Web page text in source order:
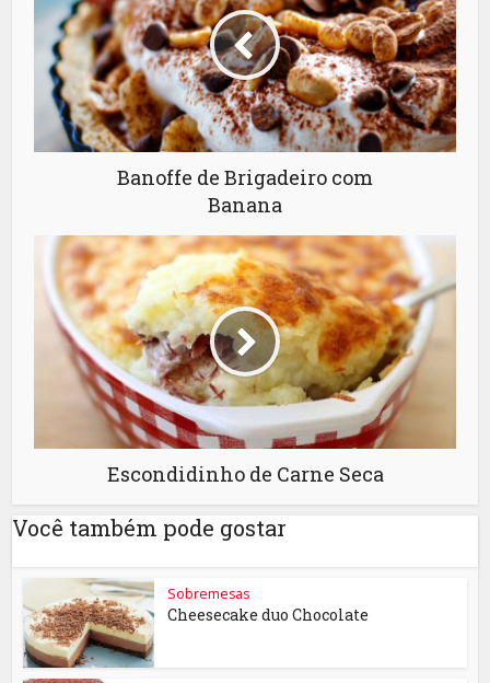
Banoffe de Brigadeiro com
Banana
Escondidinho de Carne Seca
Você também pode gostar
Sobremesas
Cheesecake duo Chocolate